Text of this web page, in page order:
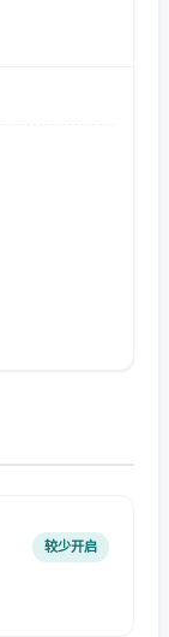
较少开启